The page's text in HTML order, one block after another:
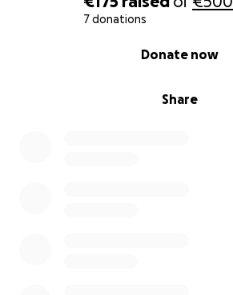
7 donations
Share
Donate now